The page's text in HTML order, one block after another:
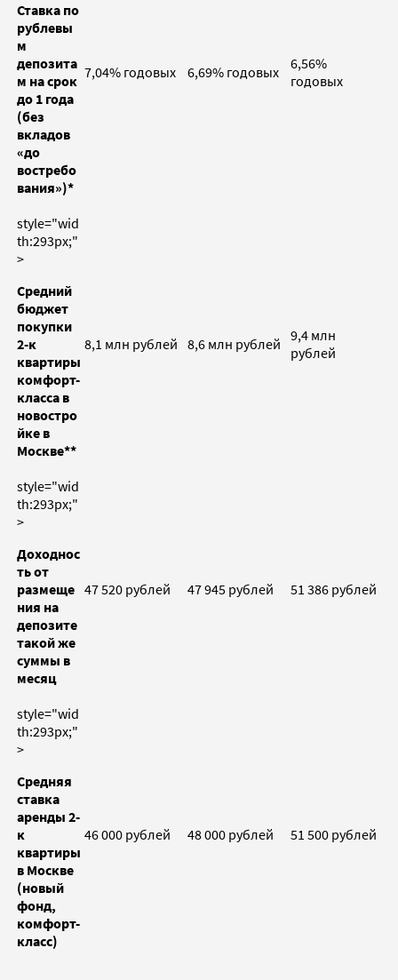
Ставка по
рублевы
м
депозита
м на срок
до 1 года
(без
вкладов
«до
востребо
вания»)*
7,04% годовых 6,69% годовых
6,56%
годовых
style="wid
th:293px;"
>
Средний
бюджет
покупки
2-к
квартиры
комфорт-
класса в
новостро
йке в
Москве**
8,1 млн рублей 8,6 млн рублей 9,4 млн
рублей
style="wid
th:293px;"
>
Доходнос
ть от
размеще
ния на
депозите
такой же
суммы в
месяц
47 520 рублей 47 945 рублей 51 386 рублей
style="wid
th:293px;"
>
Средняя
ставка
аренды 2-
к
квартиры
в Москве
(новый
фонд,
комфорт-
класс)
46 000 рублей 48 000 рублей 51 500 рублей